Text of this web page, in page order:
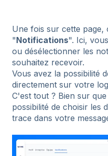
Une fois sur cette
"Notifications". Ici,
ou désélectionner les
souhaitez recevoir.
Vous avez la possibilité
directement sur votre
C'est tout ? Bien sur
possibilité de choisir les
trace dans votre